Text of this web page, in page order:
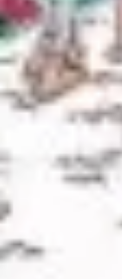
Présentation et diapositives